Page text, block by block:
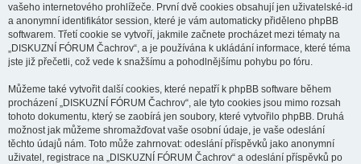
vašeho internetového prohlížeče. První dvě cookies obsahují jen uživatelské-id
a anonymní identifikátor session, které je vám automaticky přiděleno phpBB
softwarem. Třetí cookie se vytvoří, jakmile začnete procházet mezi tématy na
„DISKUZNÍ FÓRUM Čachrov“, a je používána k ukládání informace, které téma
jste již přečetli, což vede k snažšímu a pohodlnějšímu pohybu po fóru.
Můžeme také vytvořit další cookies, které nepatří k phpBB software během
procházení „DISKUZNÍ FÓRUM Čachrov“, ale tyto cookies jsou mimo rozsah
tohoto dokumentu, který se zaobírá jen soubory, které vytvořilo phpBB. Druhá
možnost jak můžeme shromažďovat vaše osobní údaje, je vaše odeslání
těchto údajů nám. Toto může zahrnovat: odeslání příspěvků jako anonymní
uživatel, registrace na „DISKUZNÍ FÓRUM Čachrov“ a odeslání příspěvků po